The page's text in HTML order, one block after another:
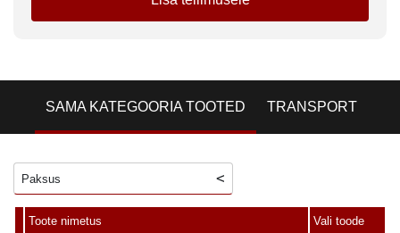
SAMA KATEGOORIA TOOTED TRANSPORT
Paksus
Toote nimetus Vali toode